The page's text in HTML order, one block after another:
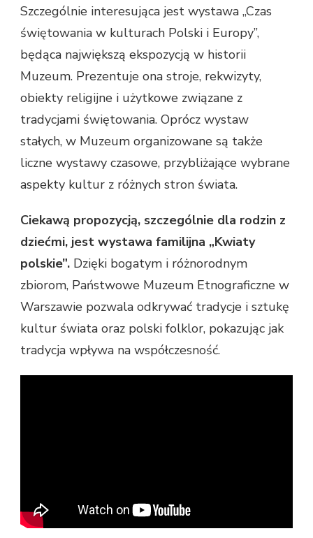
Szczególnie interesująca jest wystawa „Czas
świętowania w kulturach Polski i Europy”,
będąca największą ekspozycją w historii
Muzeum. Prezentuje ona stroje, rekwizyty,
obiekty religijne i użytkowe związane z
tradycjami świętowania. Oprócz wystaw
stałych, w Muzeum organizowane są także
liczne wystawy czasowe, przybliżające wybrane
aspekty kultur z różnych stron świata.
Ciekawą propozycją, szczególnie dla rodzin z
dziećmi, jest wystawa familijna „Kwiaty
polskie”. Dzięki bogatym i różnorodnym
zbiorom, Państwowe Muzeum Etnograficzne w
Warszawie pozwala odkrywać tradycje i sztukę
kultur świata oraz polski folklor, pokazując jak
tradycja wpływa na współczesność.